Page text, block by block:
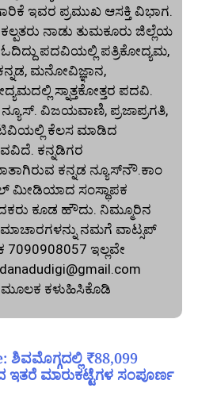
ಇವರ ಪ್ರಮುಖ ಆಸಕ್ತಿ ವಿಭಾಗ.
ನಾಡು ತುಮಕೂರು ಜಿಲ್ಲೆಯ
ಪದವಿಯಲ್ಲಿ ಪತ್ರಿಕೋದ್ಯಮ,
ಮನೋವಿಜ್ಞಾನ,
ಸ್ನಾತ್ತಕೋತ್ತರ ಪದವಿ.
ನ್ಯೂಸ್‌. ವಿಜಯವಾಣಿ, ಪ್ರಜಾಪ್ರಗತಿ,
ಟಿವಿಯಲ್ಲಿ ಕೆಲಸ ಮಾಡಿದ
ಕನ್ನಡಿಗರ
ಕನ್ನಡ ನ್ಯೂಸ್‌ನೌ.ಕಾಂ
ಮೀಡಿಯಾದ ಸಂಸ್ಥಾಪಕ
ಕೂಡ ಹೌದು. ನಿಮ್ಮೂರಿನ
ನಮಗೆ ವಾಟ್ಸಪ್‌
ಇಲ್ಲವೇ
ಕಳುಹಿಸಿಕೊಡಿ
₹88,099
ಇತರೆ ಮಾರುಕಟ್ಟೆಗಳ ಸಂಪೂರ್ಣ